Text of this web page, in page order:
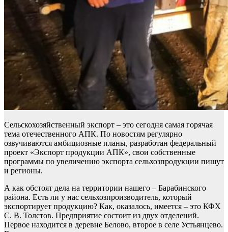
Сельскохозяйственный экспорт – это сегодня самая горячая
тема отечественного АПК. По новостям регулярно
озвучиваются амбициозные планы, разработан федеральный
проект «Экспорт продукции АПК», свои собственные
программы по увеличению экспорта сельхозпродукции пишут
и регионы.
А как обстоят дела на территории нашего – Барабинского
района. Есть ли у нас сельхозпроизводитель, который
экспортирует продукцию? Как, оказалось, имеется – это КФХ
С. В. Толстов. Предприятие состоит из двух отделений.
Первое находится в деревне Белово, второе в селе Устьянцево.